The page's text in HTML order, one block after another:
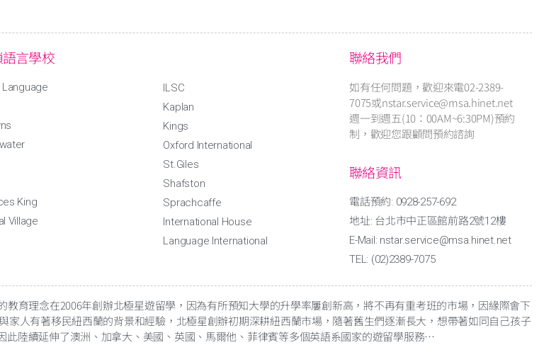
語言學校
Language
King
Village
ILSC
Kaplan
Kings
Oxford International
St.Giles
Shafston
Sprachcaffe
International House
Language International
聯絡我們
如有任何問題，歡迎來電02-2389-
7075或nstar.service@msa.hinet.net
週一到週五(10：00AM~6:30PM)預約
制，歡迎您跟顧問預約諮詢
聯絡資訊
電話預約: 0928-257-692
地址: 台北市中正區館前路2號12樓
E-Mail: nstar.service@msa.hinet.net
TEL: (02)2389-7075
教育理念在2006年創辦北極星遊留學，因為有所預知大學的升學率屢創新高，將不再有重考班的市場，因緣際會下
家人有著移民紐西蘭的背景和經驗，北極星創辦初期深耕紐西蘭市場，隨著舊生們逐漸長大，想帶著如同自己孩子
陸續延伸了澳洲、加拿大、美國、英國、馬爾他、菲律賓等多個英語系國家的遊留學服務…